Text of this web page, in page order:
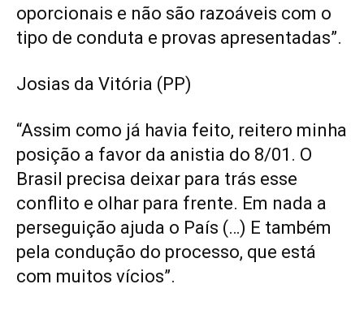
oporcionais e não são razoáveis com o
tipo de conduta e provas apresentadas”.
Josias da Vitória (PP)
“Assim como já havia feito, reitero minha
posição a favor da anistia do 8/01. O
Brasil precisa deixar para trás esse
conflito e olhar para frente. Em nada a
perseguição ajuda o País (…) E também
pela condução do processo, que está
com muitos vícios”.